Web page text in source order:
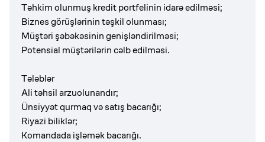
Təhkim olunmuş kredit portfelinin idarə edilməsi;
Biznes görüşlərinin təşkil olunması;
Müştəri şəbəkəsinin genişləndirilməsi;
Potensial müştərilərin cəlb edilməsi.
Tələblər
Ali təhsil arzuolunandır;
Ünsiyyət qurmaq və satış bacarığı;
Riyazi biliklər;
Komandada işləmək bacarığı.